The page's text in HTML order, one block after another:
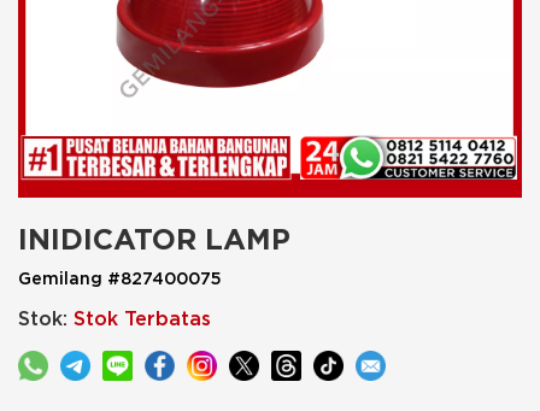
INIDICATOR LAMP
Gemilang #827400075
Stok: Stok Terbatas